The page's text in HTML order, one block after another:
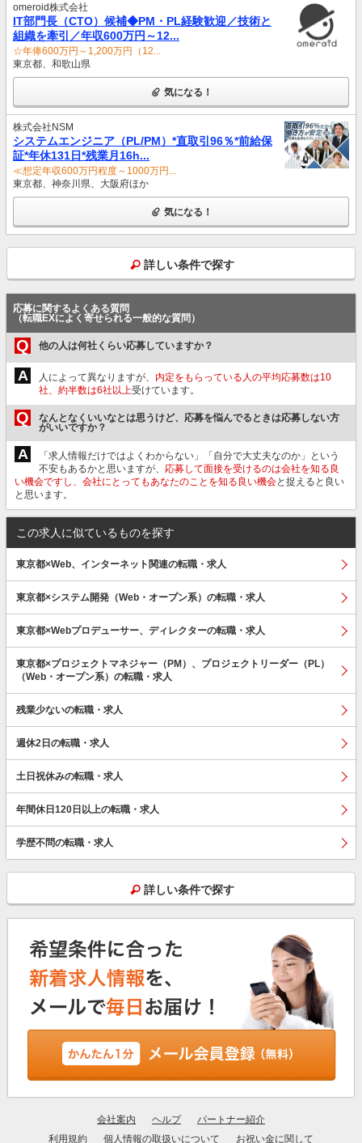
omeroid株式会社
IT部門長（CTO）候補◆PM・PL経験歓迎／技術と
組織を牽引／年収600万円～12...
☆年俸600万円～1,200万円（12...
東京都、和歌山県
気になる！
株式会社NSM
システムエンジニア（PL/PM）*直取引96％*前給保
証*年休131日*残業月16h...
≪想定年収600万円程度～1000万円...
東京都、神奈川県、大阪府ほか
気になる！
詳しい条件で探す
応募に関するよくある質問
（転職EXによく寄せられる一般的な質問）
Q 他の人は何社くらい応募していますか？
A 人によって異なりますが、 内定をもらっている人の平均応募数は10
社、約半数は6社以上受けています。
Q
なんとなくいいなとは思うけど、応募を悩んでるときは応募しない方
がいいですか？
A
「求人情報だけではよくわからない」「自分で大丈夫なのか」という
不安もあるかと思いますが、 応募して面接を受けるのは会社を知る良
い機会ですし、会社にとってもあなたのことを知る良い機会と捉えると良い
と思います。
この求人に似ているものを探す
東京都×Web、インターネット関連の転職・求人
東京都×システム開発（Web・オープン系）の転職・求人
東京都×Webプロデューサー、ディレクターの転職・求人
東京都×プロジェクトマネジャー（PM）、プロジェクトリーダー（PL）
（Web・オープン系）の転職・求人
残業少ないの転職・求人
週休2日の転職・求人
土日祝休みの転職・求人
年間休日120日以上の転職・求人
学歴不問の転職・求人
詳しい条件で探す
会社案内 ヘルプ
パートナー紹介
利用規約
個人情報の取扱いについて お祝い金に関して